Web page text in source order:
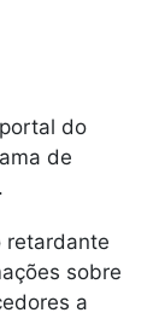
do
de
retardante
sobre
a